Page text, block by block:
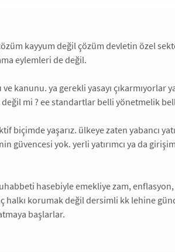
kayyum değil çözüm devletin özel
eylemleri de değil.
kanunu. ya gerekli yasayı çıkarmıyorlar
mi ? ee standartlar belli yönetmelik
biçimde yaşarız. ülkeye zaten yabancı
güvencesi yok. yerli yatırımcı ya da
hasebiyle emekliye zam,
halkı korumak değil dersimli kk lehine
başlarlar.